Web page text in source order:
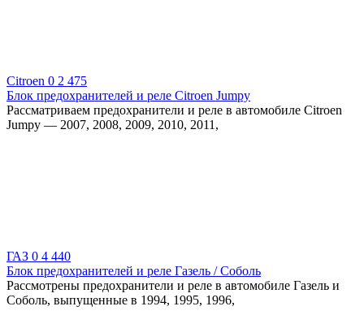
Citroen 0 2 475
Блок предохранителей и реле Citroen Jumpy
Рассматриваем предохранители и реле в автомобиле Citroen
Jumpy — 2007, 2008, 2009, 2010, 2011,
ГАЗ 0 4 440
Блок предохранителей и реле Газель / Соболь
Рассмотрены предохранители и реле в автомобиле Газель и
Соболь, выпущенные в 1994, 1995, 1996,